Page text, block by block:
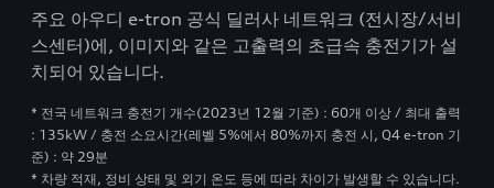
주요 아우디 e-tron 공식 딜러사 네트워크 (전시장/서비
스센터)에, 이미지와 같은 고출력의 초급속 충전기가 설
치되어 있습니다.
* 전국 네트워크 충전기 개수(2023년 12월 기준) : 60개 이상 / 최대 출력
: 135kW / 충전 소요시간(레벨 5%에서 80%까지 충전 시, Q4 e-tron 기
준) : 약 29분
* 차량 적재, 정비 상태 및 외기 온도 등에 따라 차이가 발생할 수 있습니다.